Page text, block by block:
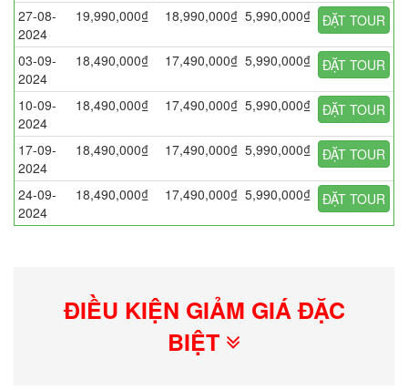
27-08-
2024
19,990,000₫ 18,990,000₫ 5,990,000₫ ĐẶT TOUR
03-09-
2024
18,490,000₫ 17,490,000₫ 5,990,000₫ ĐẶT TOUR
10-09-
2024
18,490,000₫ 17,490,000₫ 5,990,000₫ ĐẶT TOUR
17-09-
2024
18,490,000₫ 17,490,000₫ 5,990,000₫ ĐẶT TOUR
24-09-
2024
18,490,000₫ 17,490,000₫ 5,990,000₫ ĐẶT TOUR
ĐIỀU KIỆN GIẢM GIÁ ĐẶC
BIỆT